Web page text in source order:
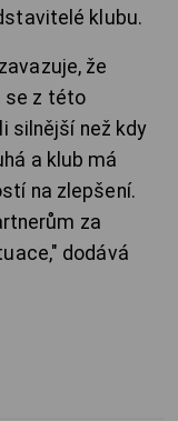
klubu.
že
se z této
silnější než kdy
a klub má
na zlepšení.
za
dodává